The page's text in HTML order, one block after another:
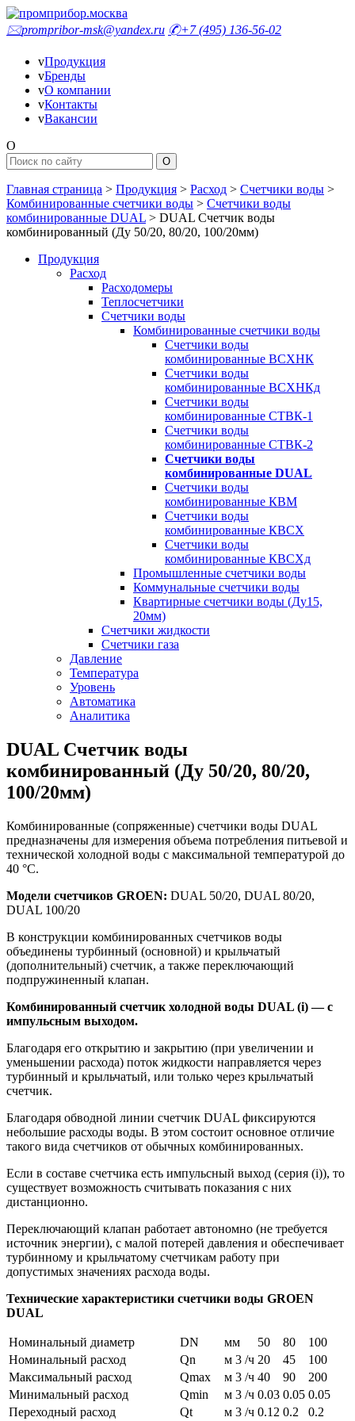
🖂prompribor-msk@yandex.ru ✆+7 (495) 136-56-02
vПродукция
vБренды
vО компании
vКонтакты
vВакансии
O
Главная страница > Продукция > Расход > Счетчики воды >
Комбинированные счетчики воды > Счетчики воды
комбинированные DUAL > DUAL Счетчик воды
комбинированный (Ду 50/20, 80/20, 100/20мм)
Продукция
Расход
Расходомеры
Теплосчетчики
Счетчики воды
Комбинированные счетчики воды
Счетчики воды
комбинированные ВСХНК
Счетчики воды
комбинированные ВСХНКд
Счетчики воды
комбинированные СТВК-1
Счетчики воды
комбинированные СТВК-2
Счетчики воды
комбинированные DUAL
Счетчики воды
комбинированные КВМ
Счетчики воды
комбинированные КВСХ
Счетчики воды
комбинированные КВСХд
Промышленные счетчики воды
Коммунальные счетчики воды
Квартирные счетчики воды (Ду15,
20мм)
Счетчики жидкости
Счетчики газа
Давление
Температура
Уровень
Автоматика
Аналитика
DUAL Счетчик воды
комбинированный (Ду 50/20, 80/20,
100/20мм)
Комбинированные (сопряженные) счетчики воды DUAL
предназначены для измерения объема потребления питьевой и
технической холодной воды с максимальной температурой до
40 °С.
Модели счетчиков GROEN: DUAL 50/20, DUAL 80/20,
DUAL 100/20
В конструкции комбинированных счетчиков воды
объединены турбинный (основной) и крыльчатый
(дополнительный) счетчик, а также переключающий
подпружиненный клапан.
Комбинированный счетчик холодной воды DUAL (i) — с
импульсным выходом.
Благодаря его открытию и закрытию (при увеличении и
уменьшении расхода) поток жидкости направляется через
турбинный и крыльчатый, или только через крыльчатый
счетчик.
Благодаря обводной линии счетчик DUAL фиксируются
небольшие расходы воды. В этом состоит основное отличие
такого вида счетчиков от обычных комбинированных.
Если в составе счетчика есть импульсный выход (серия (i)), то
существует возможность считывать показания с них
дистанционно.
Переключающий клапан работает автономно (не требуется
источник энергии), с малой потерей давления и обеспечивает
турбинному и крыльчатому счетчикам работу при
допустимых значениях расхода воды.
Технические характеристики счетчики воды GROEN
DUAL
Номинальный диаметр DN мм 50 80
100
Номинальный расход
Qn м 3 /ч 20 45
100
Максимальный расход
Qmax м 3 /ч 40 90
200
Минимальный расход
Qmin м 3 /ч 0.03 0.05 0.05
Переходный расход
Qt м 3 /ч 0.12 0.2 0.2